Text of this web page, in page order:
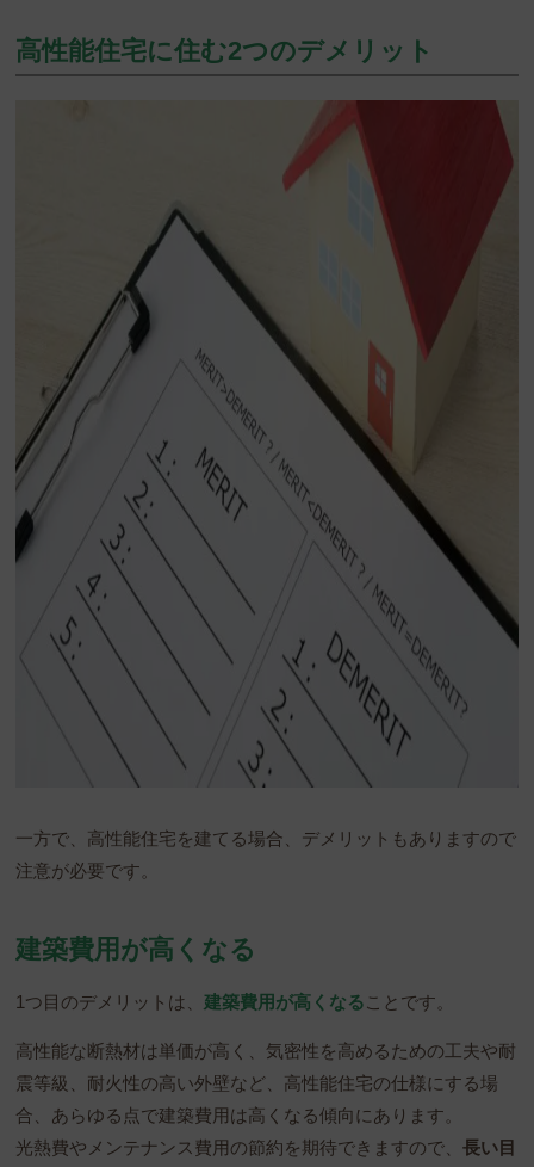
高性能住宅に住む2つのデメリット
一方で、高性能住宅を建てる場合、デメリットもありますので
注意が必要です。
建築費用が高くなる
1つ目のデメリットは、建築費用が高くなる ことです。
高性能な断熱材は単価が高く、気密性を高めるための工夫や耐
震等級、耐火性の高い外壁など、高性能住宅の仕様にする場
合、あらゆる点で建築費用は高くなる傾向にあります。
光熱費やメンテナンス費用の節約を期待できますので、長い目